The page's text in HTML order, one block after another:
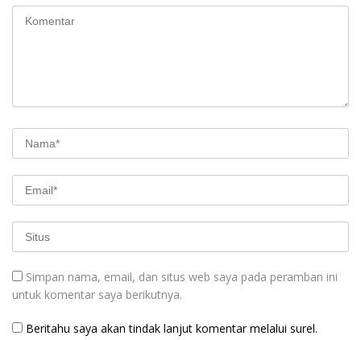
Simpan nama, email, dan situs web saya pada peramban ini
untuk komentar saya berikutnya.
Beritahu saya akan tindak lanjut komentar melalui surel.